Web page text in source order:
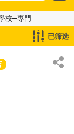
校─專門
已筛选